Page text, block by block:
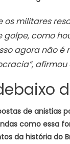
os militares
como
agora não é
de anistias
como essa
da história do